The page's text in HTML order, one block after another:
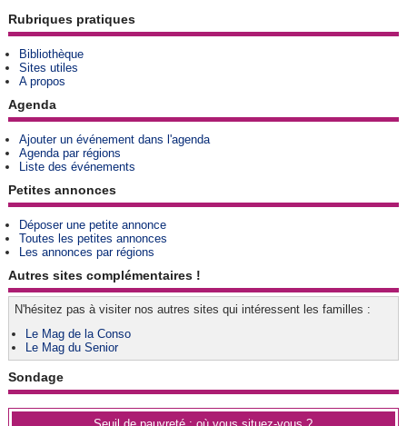
Rubriques pratiques
Bibliothèque
Sites utiles
A propos
Agenda
Ajouter un événement dans l'agenda
Agenda par régions
Liste des événements
Petites annonces
Déposer une petite annonce
Toutes les petites annonces
Les annonces par régions
Autres sites complémentaires !
N'hésitez pas à visiter nos autres sites qui intéressent les familles :
Le Mag de la Conso
Le Mag du Senior
Sondage